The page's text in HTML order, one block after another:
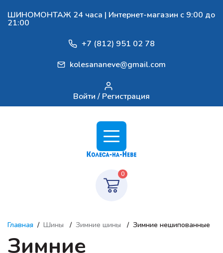
ШИНОМОНТАЖ 24 часа | Интернет-магазин с 9:00 до
21:00
+7 (812) 951 02 78
kolesananeve@gmail.com
Войти / Регистрация
0
Главная Шины Зимние шины Зимние нешипованные
Зимние